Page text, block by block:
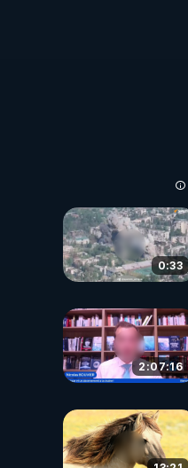
0:33
2:07:16